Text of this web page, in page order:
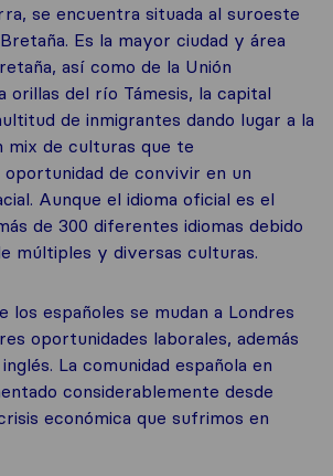
se encuentra situada al suroeste
Es la mayor ciudad y área
así como de la Unión
orillas del río Támesis, la capital
de inmigrantes dando lugar a la
mix de culturas que te
de convivir en un
Aunque el idioma oficial es el
de 300 diferentes idiomas debido
múltiples y diversas culturas.
los españoles se mudan a Londres
oportunidades laborales, además
La comunidad española en
considerablemente desde
económica que sufrimos en